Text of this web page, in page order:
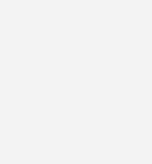
mit dem ERE
Sie regelmäßig von uns